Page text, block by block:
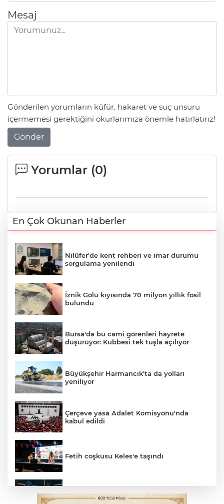
Mesaj
Gönderilen yorumların küfür, hakaret ve suç unsuru
içermemesi gerektiğini okurlarımıza önemle hatırlatırız!
Gönder
Yorumlar (0)
En Çok Okunan Haberler
Nilüfer'de kent rehberi ve imar durumu
sorgulama yenilendi
İznik Gölü kıyısında 70 milyon yıllık fosil
bulundu
Bursa'da bu cami görenleri hayrete
düşürüyor: Kubbesi tek tuşla açılıyor
Büyükşehir Harmancık'ta da yolları
yeniliyor
Çerçeve yasa Adalet Komisyonu'nda
kabul edildi
Fetih coşkusu Keles'e taşındı
kişi tutuklandı